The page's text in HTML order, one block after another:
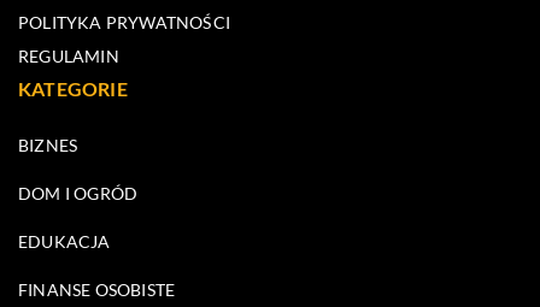
POLITYKA PRYWATNOŚCI
REGULAMIN
KATEGORIE
BIZNES
DOM I OGRÓD
EDUKACJA
FINANSE OSOBISTE